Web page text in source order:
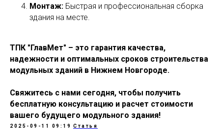
Монтаж: Быстрая и профессиональная сборка
здания на месте.
ТПК "ГлавМет" – это гарантия качества,
надежности и оптимальных сроков строительства
модульных зданий в Нижнем Новгороде.
Свяжитесь с нами сегодня, чтобы получить
бесплатную консультацию и расчет стоимости
вашего будущего модульного здания!
2025-09-11 09:19 Статья